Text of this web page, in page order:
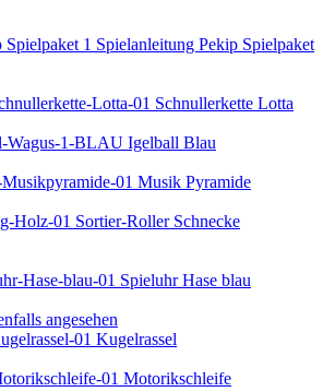
Spielanleitung Pekip Spielpaket
Schnullerkette Lotta
Igelball Blau
Musik Pyramide
Sortier-Roller Schnecke
Spieluhr Hase blau
angesehen
Kugelrassel
Motorikschleife